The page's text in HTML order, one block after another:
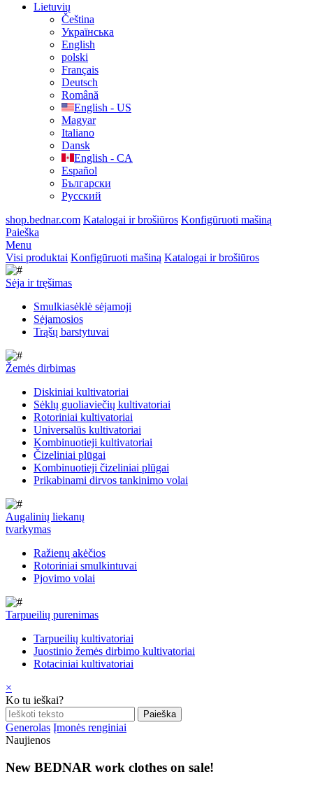
Lietuvių
Čeština
Українська
English
polski
Français
Deutsch
Română
English - US
Magyar
Italiano
Dansk
English - CA
Español
Български
Русский
shop.bednar.com Katalogai ir brošiūros Konfigūruoti mašiną
Paieška
Menu
Visi produktai Konfigūruoti mašiną Katalogai ir brošiūros
Sėja ir tręšimas
Smulkiasėklė sėjamoji
Sėjamosios
Trąšų barstytuvai
Žemės dirbimas
Diskiniai kultivatoriai
Sėklų guoliaviečių kultivatoriai
Rotoriniai kultivatoriai
Universalūs kultivatoriai
Kombinuotieji kultivatoriai
Čizeliniai plūgai
Kombinuotieji čizeliniai plūgai
Prikabinami dirvos tankinimo volai
Augalinių liekanų
tvarkymas
Ražienų akėčios
Rotoriniai smulkintuvai
Pjovimo volai
Tarpueilių purenimas
Tarpueilių kultivatoriai
Juostinio žemės dirbimo kultivatoriai
Rotaciniai kultivatoriai
×
Ko tu ieškai?
Generolas Įmonės renginiai
Naujienos
New BEDNAR work clothes on sale!